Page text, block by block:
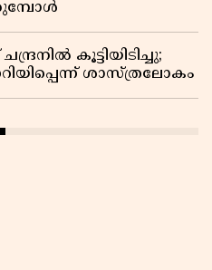
കൂട്ടിയിടിച്ചു;
ശാസ്ത്രലോകം